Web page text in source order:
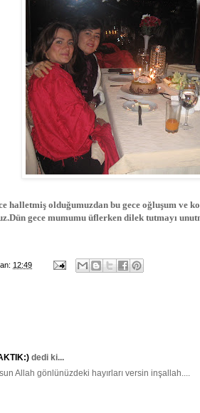
halletmiş olduğumuzdan bu gece oğluşum ve
gece mumumu üflerken dilek tutmayı
12:49
dedi ki...
Allah gönlünüzdeki hayırları versin inşallah....